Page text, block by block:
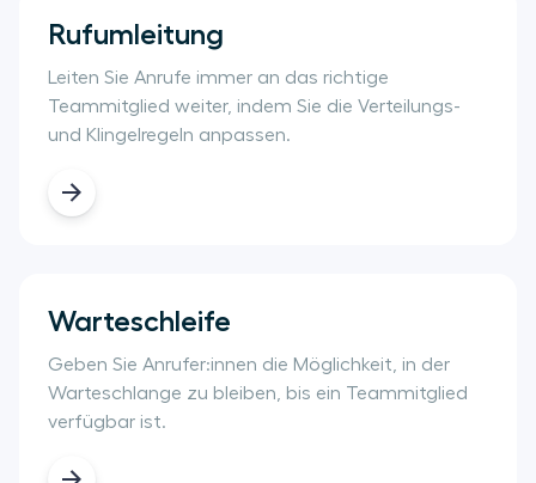
Rufumleitung
Leiten Sie Anrufe immer an das richtige
Teammitglied weiter, indem Sie die Verteilungs-
und Klingelregeln anpassen.
Warteschleife
Geben Sie Anrufer:innen die Möglichkeit, in der
Warteschlange zu bleiben, bis ein Teammitglied
verfügbar ist.